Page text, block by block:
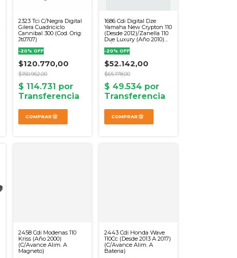
2323 Tci C/Negra Digital
Gilera Cuadriciclo
Cannibal 300 (Cod. Orig:
Jt0707)
-20% OFF
$120.770,00
$150.962,00
1686 Cdi Digital Dze
Yamaha New Crypton 110
(Desde 2012)/Zanella 110
Due Luxury (Año 2010)
(C/Avance Alim. A Bat.
Cc)
-20% OFF
$52.142,00
$65.178,00
2458 Cdi Modenas 110
Kriss (Año 2000)
(C/Avance Alim. A
Magneto)
2443 Cdi Honda Wave
110Cc (Desde 2013 A 2017)
(C/Avance Alim. A
Bateria)